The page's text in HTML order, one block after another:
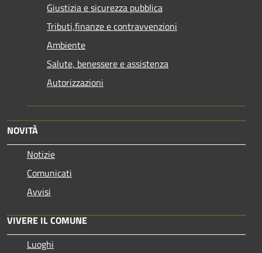
Giustizia e sicurezza pubblica
Tributi,finanze e contravvenzioni
Ambiente
Salute, benessere e assistenza
Autorizzazioni
NOVITÀ
Notizie
Comunicati
Avvisi
VIVERE IL COMUNE
Luoghi